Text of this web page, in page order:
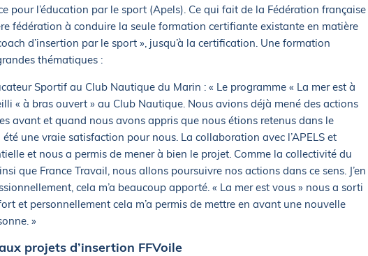
pour l’éducation par le sport (Apels). Ce qui fait de la Fédération française
fédération à conduire la seule formation certifiante existante en matière
d’insertion par le sport », jusqu’à la certification. Une formation
thématiques :
Sportif au Club Nautique du Marin : « Le programme « La mer est à
« à bras ouvert » au Club Nautique. Nous avions déjà mené des actions
avant et quand nous avons appris que nous étions retenus dans le
une vraie satisfaction pour nous. La collaboration avec l’APELS et
et nous a permis de mener à bien le projet. Comme la collectivité du
que France Travail, nous allons poursuivre nos actions dans ce sens. J’en
cela m’a beaucoup apporté. « La mer est vous » nous a sorti
et personnellement cela m’a permis de mettre en avant une nouvelle
»
projets d’insertion FFVoile